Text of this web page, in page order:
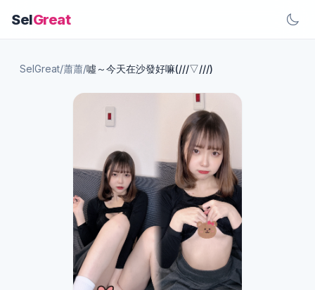
SelGreat
SelGreat/蕭蕭/噓～今天在沙發好嘛(///▽///)